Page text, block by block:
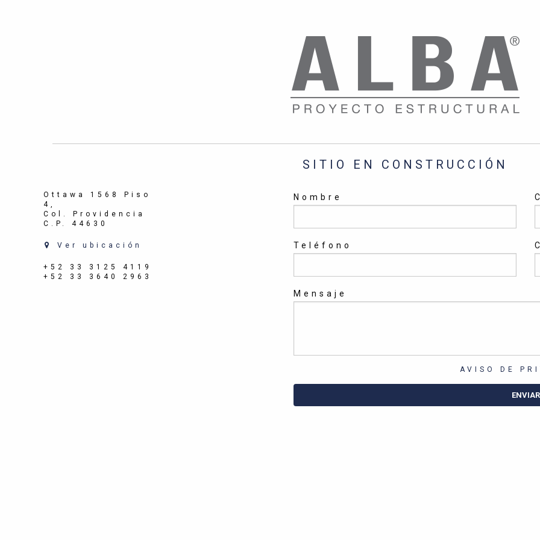
SITIO EN CONSTRUCCIÓN
Ottawa 1568 Piso
4,
Col. Providencia
C.P. 44630
Ver ubicación
+52 33 3125 4119
+52 33 3640 2963
Nombre
Teléfono
Mensaje
AVISO DE
ENVIAR